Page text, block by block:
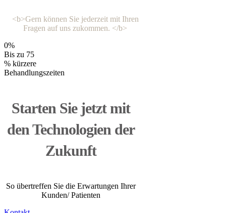
<b>Gern können Sie jederzeit mit Ihren
Fragen auf uns zukommen. </b>
0%
Bis zu 75
% kürzere
Behandlungszeiten
Starten Sie jetzt mit
den Technologien der
Zukunft
So übertreffen Sie die Erwartungen Ihrer
Kunden/ Patienten